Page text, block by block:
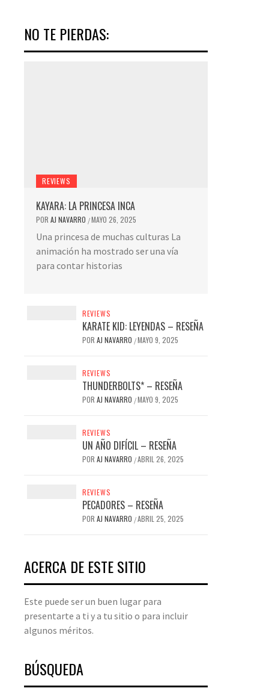
NO TE PIERDAS:
REVIEWS
KAYARA: LA PRINCESA INCA
POR AJ NAVARRO /MAYO 26, 2025
Una princesa de muchas culturas La
animación ha mostrado ser una vía
para contar historias
REVIEWS
KARATE KID: LEYENDAS – RESEÑA
POR AJ NAVARRO /MAYO 9, 2025
REVIEWS
THUNDERBOLTS* – RESEÑA
POR AJ NAVARRO /MAYO 9, 2025
REVIEWS
UN AÑO DIFÍCIL – RESEÑA
POR AJ NAVARRO /ABRIL 26, 2025
REVIEWS
PECADORES – RESEÑA
POR AJ NAVARRO /ABRIL 25, 2025
ACERCA DE ESTE SITIO
Este puede ser un buen lugar para
presentarte a ti y a tu sitio o para incluir
algunos méritos.
BÚSQUEDA